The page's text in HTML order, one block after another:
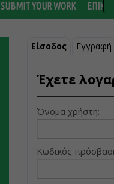
SUBMIT YOUR WORK
Είσοδος Εγγραφή
Έχετε
Όνομα χρήστη:
Κωδικός